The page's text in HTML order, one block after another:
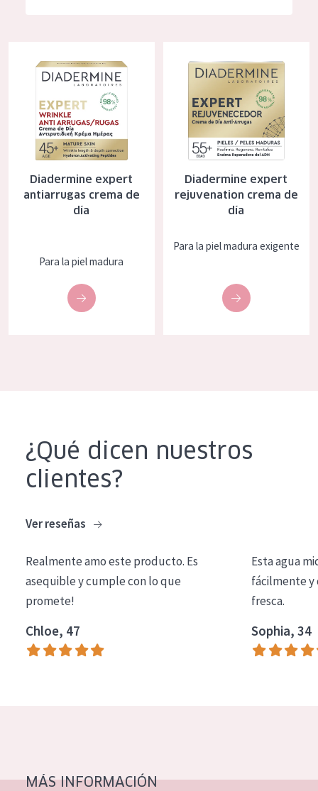
Regeneración
Piel menopáusica
TIPO DE PRODUCTO
Crema de día
Crema de noche
Sérum
Limpieza
TIPO DE PIEL
Piel sensible
Piel mixata o grasa
Piel madura
Piel expuesta al sol
Piel menopáusica
EDAD
Greek
Diadermine expert
antiarrugas crema de
día
Para la piel madura
Diadermine expert
rejuvenation crema de
día
Para la piel madura exigente
¿Qué dicen nuestros
clientes?
Ver reseñas
Realmente amo este producto. Es
asequible y cumple con lo que
promete!
Chloe, 47
Esta agua
fácilmente y
fresca.
Sophia, 34
MÁS INFORMACIÓN